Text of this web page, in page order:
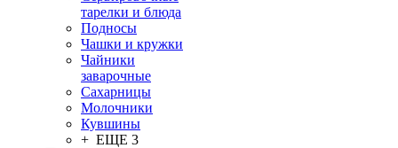
тарелки и блюда
Подносы
Чашки и кружки
Чайники
заварочные
Сахарницы
Молочники
Кувшины
+ ЕЩЕ 3